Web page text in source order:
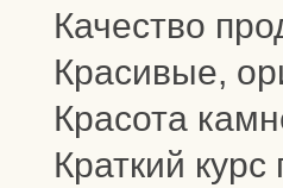
Качество
Красивые,
Красота
Краткий